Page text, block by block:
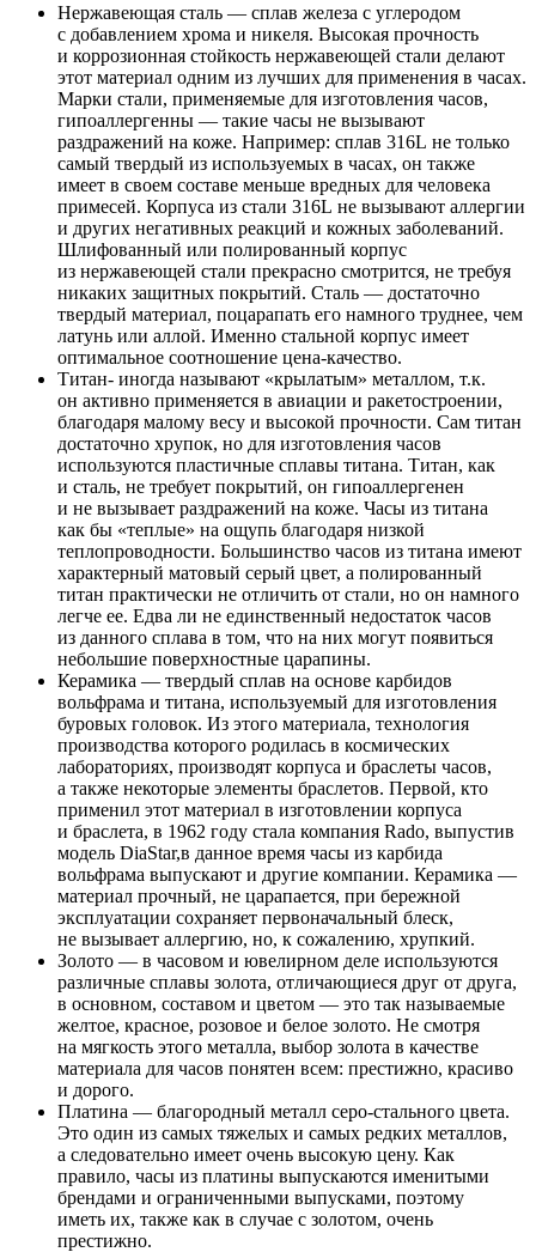
Нержавеющая сталь — сплав железа с углеродом
с добавлением хрома и никеля. Высокая прочность
и коррозионная стойкость нержавеющей стали делают
этот материал одним из лучших для применения в часах.
Марки стали, применяемые для изготовления часов,
гипоаллергенны — такие часы не вызывают
раздражений на коже. Например: сплав 316L не только
самый твердый из используемых в часах, он также
имеет в своем составе меньше вредных для человека
примесей. Корпуса из стали 316L не вызывают аллергии
и других негативных реакций и кожных заболеваний.
Шлифованный или полированный корпус
из нержавеющей стали прекрасно смотрится, не требуя
никаких защитных покрытий. Сталь — достаточно
твердый материал, поцарапать его намного труднее, чем
латунь или аллой. Именно стальной корпус имеет
оптимальное соотношение цена-качество.
Титан- иногда называют «крылатым» металлом, т.к.
он активно применяется в авиации и ракетостроении,
благодаря малому весу и высокой прочности. Сам титан
достаточно хрупок, но для изготовления часов
используются пластичные сплавы титана. Титан, как
и сталь, не требует покрытий, он гипоаллергенен
и не вызывает раздражений на коже. Часы из титана
как бы «теплые» на ощупь благодаря низкой
теплопроводности. Большинство часов из титана имеют
характерный матовый серый цвет, а полированный
титан практически не отличить от стали, но он намного
легче ее. Едва ли не единственный недостаток часов
из данного сплава в том, что на них могут появиться
небольшие поверхностные царапины.
Керамика — твердый сплав на основе карбидов
вольфрама и титана, используемый для изготовления
буровых головок. Из этого материала, технология
производства которого родилась в космических
лабораториях, производят корпуса и браслеты часов,
а также некоторые элементы браслетов. Первой, кто
применил этот материал в изготовлении корпуса
и браслета, в 1962 году стала компания Rado, выпустив
модель DiaStar,в данное время часы из карбида
вольфрама выпускают и другие компании. Керамика —
материал прочный, не царапается, при бережной
эксплуатации сохраняет первоначальный блеск,
не вызывает аллергию, но, к сожалению, хрупкий.
Золото — в часовом и ювелирном деле используются
различные сплавы золота, отличающиеся друг от друга,
в основном, составом и цветом — это так называемые
желтое, красное, розовое и белое золото. Не смотря
на мягкость этого металла, выбор золота в качестве
материала для часов понятен всем: престижно, красиво
и дорого.
Платина — благородный металл серо-стального цвета.
Это один из самых тяжелых и самых редких металлов,
а следовательно имеет очень высокую цену. Как
правило, часы из платины выпускаются именитыми
брендами и ограниченными выпусками, поэтому
иметь их, также как в случае с золотом, очень
престижно.